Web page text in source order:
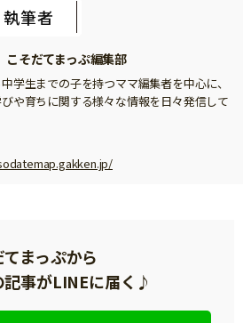
筆者
そだてまっぷ編集部
学生までの子を持つママ編集者を中心に、
や育ちに関する様々な情報を日々発信して
まっぷから
記事がLINEに届く♪